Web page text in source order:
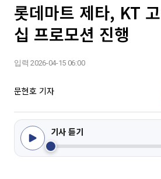
롯데마트 제타, KT
십 프로모션 진행
입력 2026-04-15 06:00
문현호 기자
기사 듣기